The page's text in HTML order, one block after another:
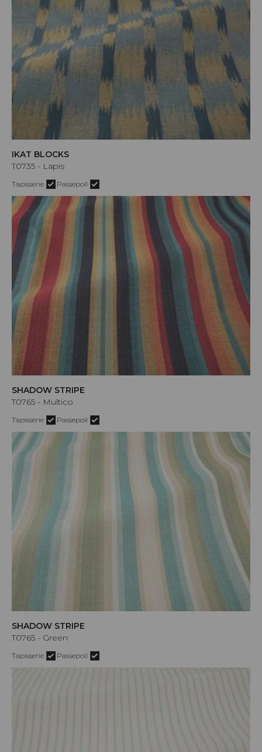
IKAT BLOCKS
T0735 - Lapis
Tapisserie Passepoil
SHADOW STRIPE
T0765 - Multico
Tapisserie Passepoil
SHADOW STRIPE
T0765 - Green
Tapisserie Passepoil